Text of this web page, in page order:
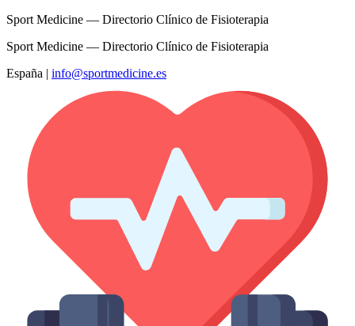
Sport Medicine — Directorio Clínico de Fisioterapia
Sport Medicine — Directorio Clínico de Fisioterapia
España | info@sportmedicine.es